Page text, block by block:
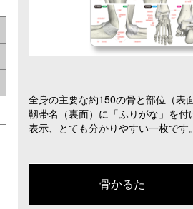
全身の主要な約150の骨と部位（表面
靱帯名（裏面）に「ふりがな」を付
表示、とても分かりやすい一枚です。
骨かるた